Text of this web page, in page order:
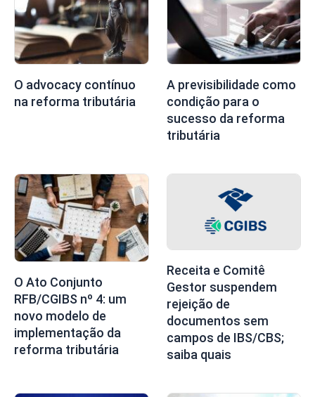
O advocacy contínuo
na reforma tributária
A previsibilidade como
condição para o
sucesso da reforma
tributária
O Ato Conjunto
RFB/CGIBS nº 4: um
novo modelo de
implementação da
reforma tributária
Receita e Comitê
Gestor suspendem
rejeição de
documentos sem
campos de IBS/CBS;
saiba quais